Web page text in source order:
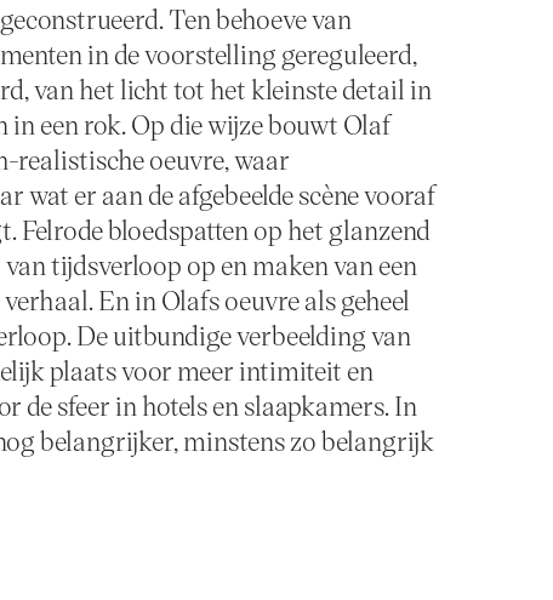
Ten behoeve van
in de voorstelling gereguleerd,
van het licht tot het kleinste detail in
in een rok. Op die wijze bouwt Olaf
realistische oeuvre, waar
wat er aan de afgebeelde scène vooraf
Felrode bloedspatten op het glanzend
tijdsverloop op en maken van een
En in Olafs oeuvre als geheel
De uitbundige verbeelding van
plaats voor meer intimiteit en
de sfeer in hotels en slaapkamers. In
belangrijker, minstens zo belangrijk